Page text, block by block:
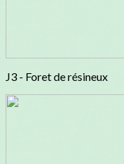
J3 - Foret de résineux